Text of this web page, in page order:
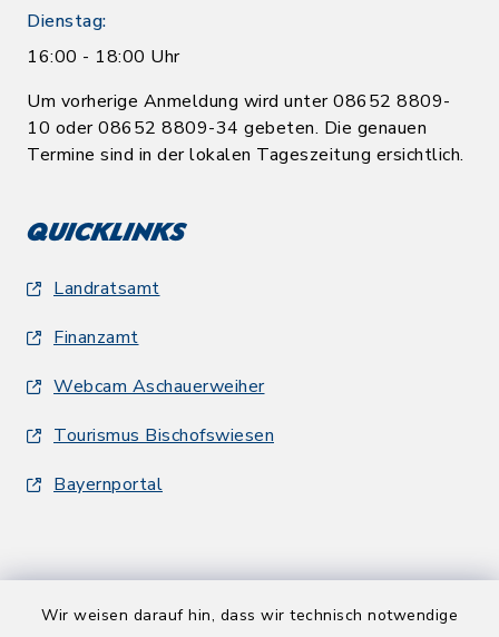
Wir weisen darauf hin, dass wir technisch notwendige
Dienstag:
16:00 - 18:00 Uhr
Um vorherige Anmeldung wird unter 08652 8809-
10 oder 08652 8809-34 gebeten. Die genauen
Termine sind in der lokalen Tageszeitung ersichtlich.
Quicklinks
Landratsamt
Finanzamt
Webcam Aschauerweiher
Tourismus Bischofswiesen
Bayernportal